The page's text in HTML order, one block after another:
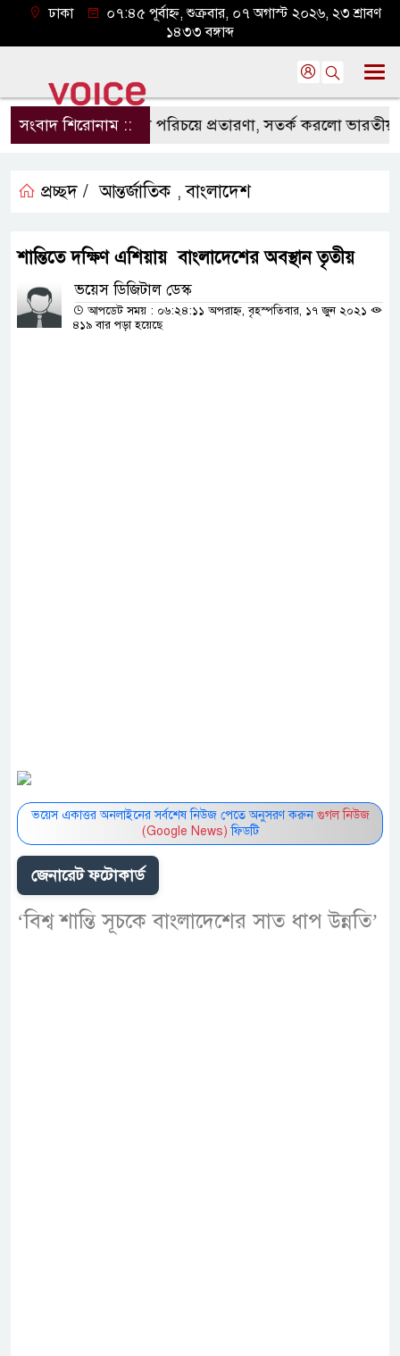
ঢাকা
০৭:৪৫ পূর্বাহ্ন, শুক্রবার, ০৭ অগাস্ট ২০২৬, ২৩ শ্রাবণ
১৪৩৩ বঙ্গাব্দ
সংবাদ শিরোনাম ::
কর্মকর্তা পরিচয়ে প্রতারণা, সতর্ক করলো ভারতীয়
প্রচ্ছদ / আন্তর্জাতিক ,বাংলাদেশ
শান্তিতে দক্ষিণ এশিয়ায় বাংলাদেশের অবস্থান তৃতীয়
ভয়েস ডিজিটাল ডেস্ক
আপডেট সময় : ০৬:২৪:১১ অপরাহ্ন, বৃহস্পতিবার, ১৭ জুন ২০২১
৪১৯ বার পড়া হয়েছে
ভয়েস একাত্তর অনলাইনের সর্বশেষ নিউজ পেতে অনুসরণ করুন গুগল নিউজ
(Google News) ফিডটি
জেনারেট ফটোকার্ড
‘বিশ্ব শান্তি সূচকে বাংলাদেশের সাত ধাপ উন্নতি’